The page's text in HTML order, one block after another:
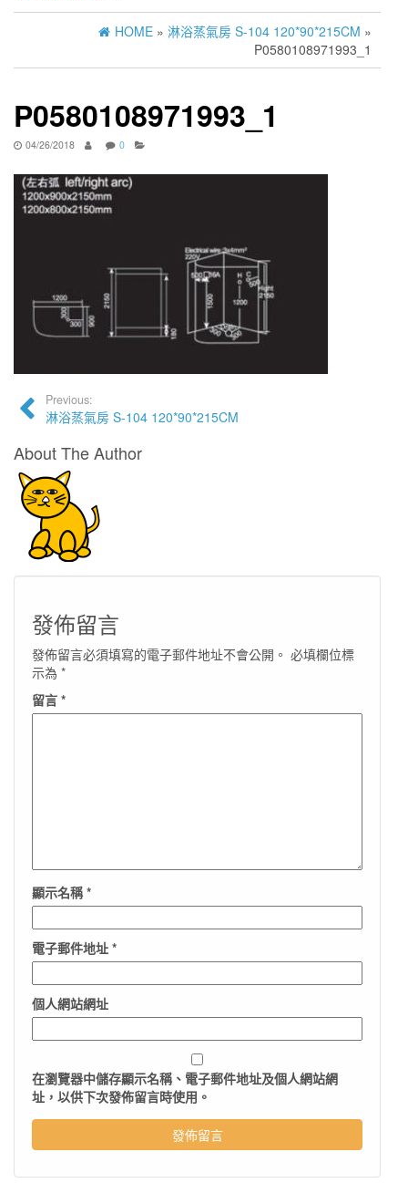
HOME » 淋浴蒸氣房 S-104 120*90*215CM »
P0580108971993_1
P0580108971993_1
04/26/2018 0
Previous:
淋浴蒸氣房 S-104 120*90*215CM
About The Author
發佈留言
發佈留言必須填寫的電子郵件地址不會公開。 必填欄位標
示為 *
留言 *
顯示名稱*
電子郵件地址 *
個人網站網址
在瀏覽器中儲存顯示名稱、電子郵件地址及個人網站網
址，以供下次發佈留言時使用。